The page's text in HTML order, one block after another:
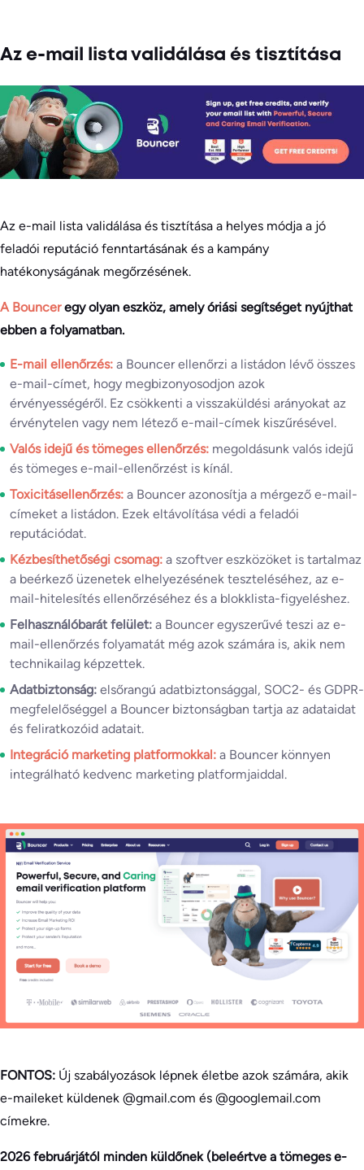
Az e-mail lista validálása és tisztítása
Az e-mail lista validálása és tisztítása a helyes módja a jó
feladói reputáció fenntartásának és a kampány
hatékonyságának megőrzésének.
A Bouncer egy olyan eszköz, amely óriási segítséget nyújthat
ebben a folyamatban.
E-mail ellenőrzés: a Bouncer ellenőrzi a listádon lévő összes
e-mail-címet, hogy megbizonyosodjon azok
érvényességéről. Ez csökkenti a visszaküldési arányokat az
érvénytelen vagy nem létező e-mail-címek kiszűrésével.
Valós idejű és tömeges ellenőrzés: megoldásunk valós idejű
és tömeges e-mail-ellenőrzést is kínál.
Toxicitásellenőrzés: a Bouncer azonosítja a mérgező e-mail-
címeket a listádon. Ezek eltávolítása védi a feladói
reputációdat.
Kézbesíthetőségi csomag: a szoftver eszközöket is tartalmaz
a beérkező üzenetek elhelyezésének teszteléséhez, az e-
mail-hitelesítés ellenőrzéséhez és a blokklista-figyeléshez.
Felhasználóbarát felület: a Bouncer egyszerűvé teszi az e-
mail-ellenőrzés folyamatát még azok számára is, akik nem
technikailag képzettek.
Adatbiztonság: elsőrangú adatbiztonsággal, SOC2- és GDPR-
megfelelőséggel a Bouncer biztonságban tartja az adataidat
és feliratkozóid adatait.
Integráció marketing platformokkal: a Bouncer könnyen
integrálható kedvenc marketing platformjaiddal.
FONTOS: Új szabályozások lépnek életbe azok számára, akik
e-maileket küldenek @gmail.com és @googlemail.com
címekre.
2026 februárjától minden küldőnek (beleértve a tömeges e-